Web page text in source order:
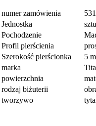
numer zamówienia
Jednostka
Pochodzenie
Profil pierścienia
Szerokość pierścionka
5
marka
powierzchnia
rodzaj biżuterii
tworzywo